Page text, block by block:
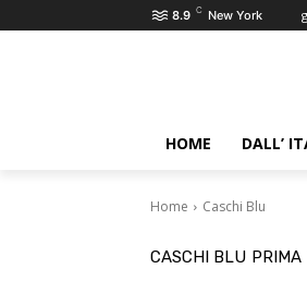
8.9 C New York
HOME DALL’
Home Caschi Blu
CASCHI BLU PRIMA